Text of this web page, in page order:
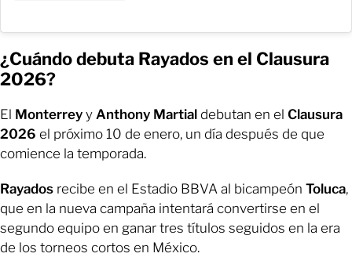
¿Cuándo debuta Rayados en el Clausura
2026?
El Monterrey y Anthony Martial debutan en el Clausura
2026 el próximo 10 de enero, un día después de que
comience la temporada.
Rayados recibe en el Estadio BBVA al bicampeón Toluca,
que en la nueva campaña intentará convertirse en el
segundo equipo en ganar tres títulos seguidos en la era
de los torneos cortos en México.